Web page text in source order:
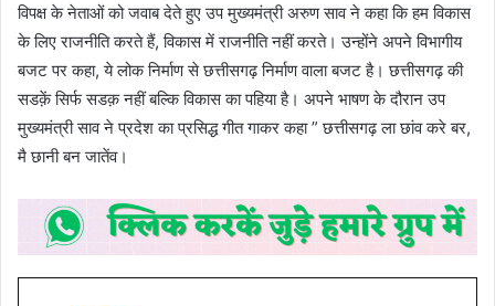
विपक्ष के नेताओं को जवाब देते हुए उप मुख्यमंत्री अरुण साव ने कहा कि हम विकास
के लिए राजनीति करते हैं, विकास में राजनीति नहीं करते। उन्होंने अपने विभागीय
बजट पर कहा, ये लोक निर्माण से छत्तीसगढ़ निर्माण वाला बजट है। छत्तीसगढ़ की
सडक़ें सिर्फ सडक़ नहीं बल्कि विकास का पहिया है। अपने भाषण के दौरान उप
मुख्यमंत्री साव ने प्रदेश का प्रसिद्ध गीत गाकर कहा ” छत्तीसगढ़ ला छांव करे बर,
मै छानी बन जातेंव।